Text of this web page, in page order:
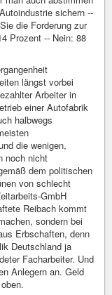
längst vorbei
Arbeiter in
einer Autofabrik
halbwegs
die wenigen,
noch nicht
dem politischen
von schlecht
GmbH
Reibach kommt
sondern bei
Erbschaften, denn
Deutschland ja
Facharbeiter. Und
Anlegern an. Geld